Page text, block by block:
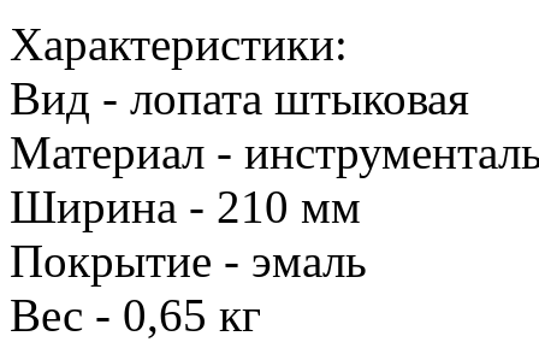
Характеристики:
Вид - лопата штыковая
Материал -
Ширина - 210 мм
Покрытие - эмаль
Вес - 0,65 кг